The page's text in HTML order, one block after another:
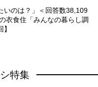
いのは？」＜回答数38,109
衣食住「みんなの暮らし調
特集